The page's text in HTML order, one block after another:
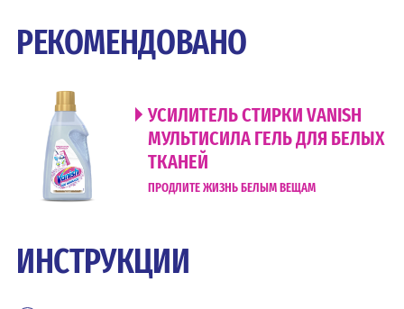
РЕКОМЕНДОВАНО
УСИЛИТЕЛЬ СТИРКИ VANISH
МУЛЬТИСИЛА ГЕЛЬ ДЛЯ БЕЛЫХ
ТКАНЕЙ
ПРОДЛИТЕ ЖИЗНЬ БЕЛЫМ ВЕЩАМ
ИНСТРУКЦИИ